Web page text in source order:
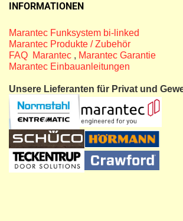
INFORMATIONEN
Marantec Funksystem bi-linked
Marantec Produkte / Zubehör
FAQ Marantec , Marantec Garantie
Marantec Einbauanleitungen
Unsere Lieferanten für Privat und